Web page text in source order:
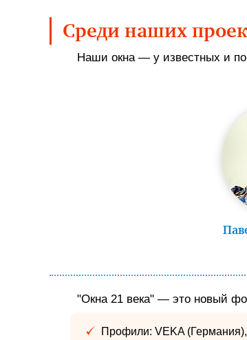
Среди наших
Наши окна — у известных и
"Окна 21 века" — это новый
Профили: VEKA